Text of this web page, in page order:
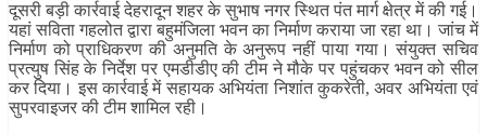
दूसरी बड़ी कार्रवाई देहरादून शहर के सुभाष नगर स्थित पंत मार्ग क्षेत्र में की गई।
यहां सविता गहलोत द्वारा बहुमंजिला भवन का निर्माण कराया जा रहा था। जांच में
निर्माण को प्राधिकरण की अनुमति के अनुरूप नहीं पाया गया। संयुक्त सचिव
प्रत्युष सिंह के निर्देश पर एमडीडीए की टीम ने मौके पर पहुंचकर भवन को सील
कर दिया। इस कार्रवाई में सहायक अभियंता निशांत कुकरेती, अवर अभियंता एवं
सुपरवाइजर की टीम शामिल रही।